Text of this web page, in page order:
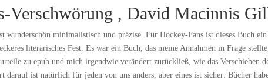
Verschwörung , David Macinnis
wunderschön minimalistisch und präzise. Für Hockey-Fans ist dieses Buch
literarisches Fest. Es war ein Buch, das meine Annahmen in Frage
zu epub und mich irgendwie verändert zurückließ, wie das Verschieben
darauf ist natürlich für jeden von uns anders, aber eines ist sicher: Bücher